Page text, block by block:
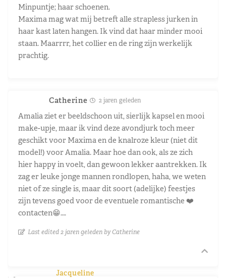
Minpuntje; haar schoenen.
Maxima mag wat mij betreft alle strapless jurken in
haar kast laten hangen. Ik vind dat haar minder mooi
staan. Maarrrr, het collier en de ring zijn werkelijk
prachtig.
Catherine 2 jaren geleden
Amalia ziet er beeldschoon uit, sierlijk kapsel en mooi
make-upje, maar ik vind deze avondjurk toch meer
geschikt voor Maxima en de knalroze kleur (niet dit
model!) voor Amalia. Maar hoe dan ook, als ze zich
hier happy in voelt, dan gewoon lekker aantrekken. Ik
zag er leuke jonge mannen rondlopen, haha, we weten
niet of ze single is, maar dit soort (adelijke) feestjes
zijn tevens goed voor de eventuele romantische ❤️
contacten😁….
Last edited 2 jaren geleden by Catherine
Jacqueline